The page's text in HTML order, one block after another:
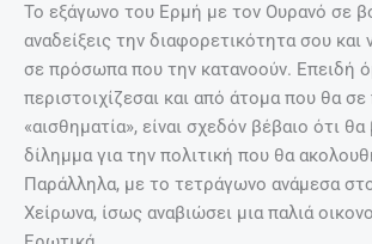
Το εξάγωνο του Ερμή με τον Ουρανό σε
αναδείξεις την διαφορετικότητα σου και
σε πρόσωπα που την κατανοούν. Επειδή
περιστοιχίζεσαι και από άτομα που θα
«αισθηματία», είναι σχεδόν βέβαιο ότι
δίλημμα για την πολιτική που θα
Παράλληλα, με το τετράγωνο ανάμεσα
Χείρωνα, ίσως αναβιώσει μια παλιά